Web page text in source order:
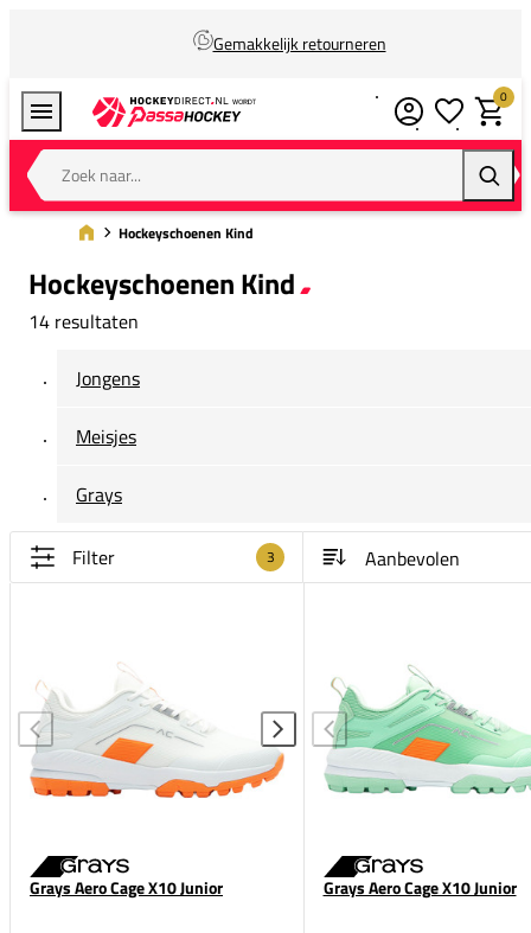
Gemakkelijk retourneren
Zoek naar...
0
Hockeyschoenen Kind
Hockeyschoenen Kind
14 resultaten
Jongens
Meisjes
Grays
Filter 3
Grays Aero Cage X10 Junior Grays Aero Cage X10 Junior